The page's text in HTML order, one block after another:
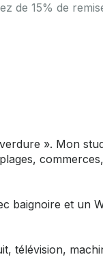
de 15% de
». Mon
commerces,
baignoire et un
télévision,